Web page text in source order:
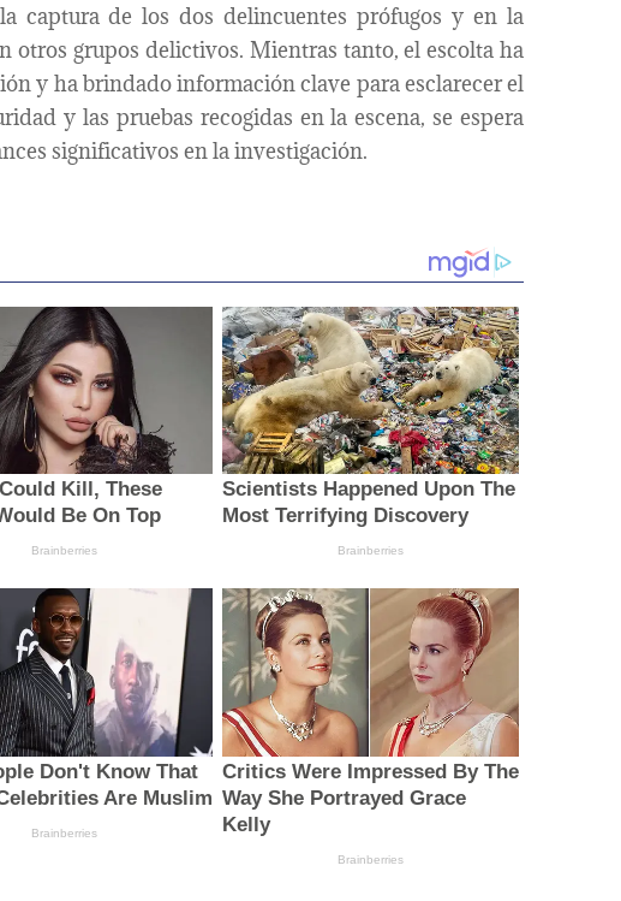
captura de los dos delincuentes prófugos y en la
otros grupos delictivos. Mientras tanto, el escolta ha
y ha brindado información clave para esclarecer el
y las pruebas recogidas en la escena, se espera
significativos en la investigación.